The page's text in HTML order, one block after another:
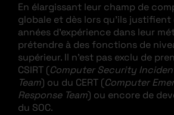
En élargissant leur champ de
globale et dès lors qu’ils
années d’expérience dans leur
prétendre à des fonctions de
supérieur. Il n’est pas exclu de
CSIRT (Computer Security
Team) ou du CERT (Computer
Response Team) ou encore de
du SOC.